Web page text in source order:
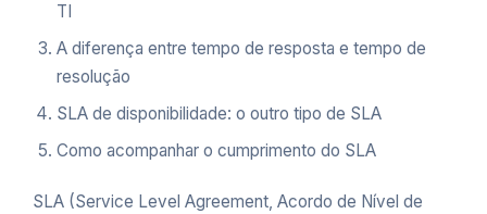
TI
A diferença entre tempo de resposta e tempo de
resolução
SLA de disponibilidade: o outro tipo de SLA
Como acompanhar o cumprimento do SLA
SLA (Service Level Agreement, Acordo de Nível de